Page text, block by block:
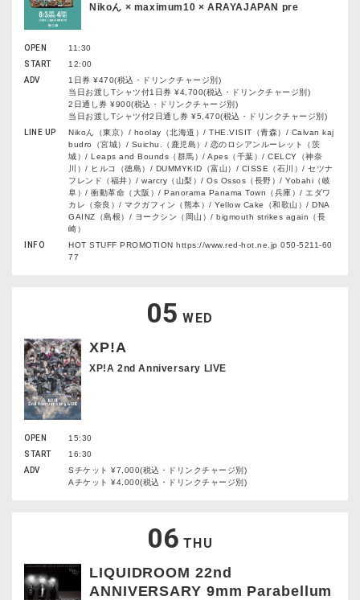
Nikoん × maximum10 × ARAYAJAPAN pre
OPEN
11:30
START
12:00
ADV
1日券 ¥470(税込・ドリンクチャージ別)
当日お渡しTシャツ付1日券 ¥4,700(税込・ドリンクチャージ別)
2日通し券 ¥900(税込・ドリンクチャージ別)
当日お渡しTシャツ付2日通し券 ¥5,470(税込・ドリンクチャージ別)
LINE UP
Nikoん（東京）/ hoolay（北海道）/ THE.VISIT（青森）/ Calvan kaj
budro（宮城）/ Suichu.（鹿児島）/ 恋のロシアンルーレット（茨
城）/ Leaps and Bounds（群馬）/ Apes（千葉）/ CELCY（神奈
川）/ ヒルコ（徳島）/ DUMMYKID（富山）/ CISSE（石川）/ セツナ
フレンド（福井）/ warcry（山梨）/ Os Ossos（長野）/ Yobahi（岐
阜）/ 衝動革命（大阪）/ Panorama Panama Town（兵庫）/ エダワ
カレ（奈良）/ マクガフィン（熊本）/ Yellow Cake（和歌山）/ DNA
GAINZ（島根）/ ヨークシン（岡山）/ bigmouth strikes again（長
崎）
INFO
HOT STUFF PROMOTION https://www.red-hot.ne.jp 050-5211-60
77
05 WED
XP!A
XP!A 2nd Anniversary LIVE
OPEN
15:30
START
16:30
ADV
Sチケット ¥7,000(税込・ドリンクチャージ別)
Aチケット ¥4,000(税込・ドリンクチャージ別)
06 THU
LIQUIDROOM 22nd
ANNIVERSARY 9mm Parabellum